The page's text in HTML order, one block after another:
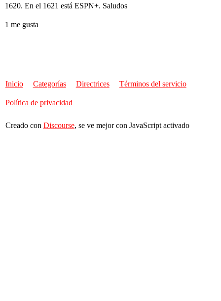
1620. En el 1621 está ESPN+. Saludos
1 me gusta
Inicio Categorías Directrices Términos del servicio
Política de privacidad
Creado con Discourse, se ve mejor con JavaScript activado